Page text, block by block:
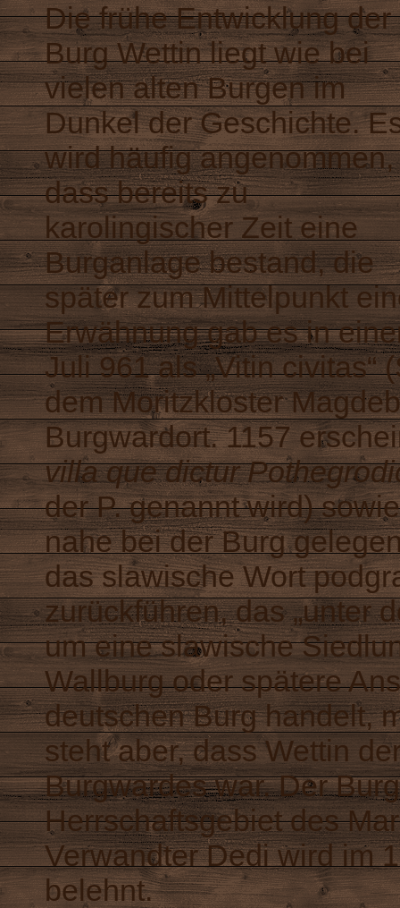
Die frühe Entwicklung der
Burg Wettin liegt wie bei
vielen alten Burgen im
Dunkel der Geschichte.
wird häufig angenommen,
dass bereits zu
karolingischer Zeiteine
Burganlage bestand, die
später zum Mittelpunkt
Erwähnung gab es in
Juli 961 als „Vitin civitas“
demMoritzkloster
Burgwardort. 1157
villa que dictur
der P. genannt wird)
nahe bei der Burg
das slawische Wort
zurückführen, das „unter
um eine slawische
Wallburg oder spätere
deutschen Burg handelt,
steht aber, dass Wettin
Burgwardes war. Der
Herrschaftsgebiet des
VerwandterDediwird im
belehnt.